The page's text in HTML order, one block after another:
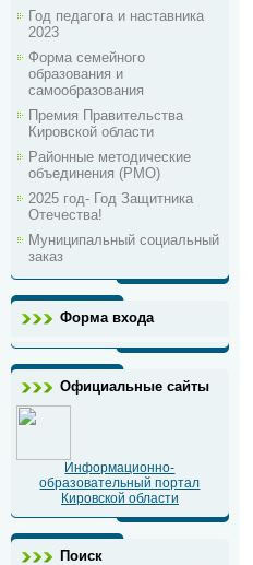
Год педагога и наставника
2023
Форма семейного
образования и
самообразования
Премия Правительства
Кировской области
Районные методические
объединения (РМО)
2025 год- Год Защитника
Отечества!
Муниципальный социальный
заказ
Форма входа
Официальные сайты
Информационно-
образовательный портал
Кировской области
Поиск